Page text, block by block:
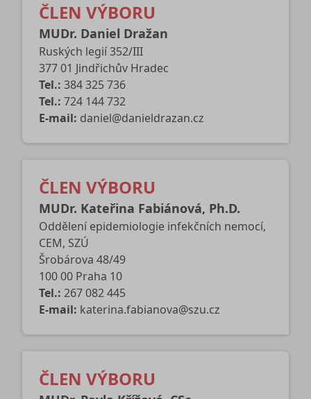
ČLEN VÝBORU
MUDr. Daniel Dražan
Ruských legií 352/III
377 01 Jindřichův Hradec
Tel.: 384 325 736
Tel.: 724 144 732
E-mail: daniel@danieldrazan.cz
ČLEN VÝBORU
MUDr. Kateřina Fabiánová, Ph.D.
Oddělení epidemiologie infekčních nemocí,
CEM, SZÚ
Šrobárova 48/49
100 00 Praha 10
Tel.: 267 082 445
E-mail: katerina.fabianova@szu.cz
ČLEN VÝBORU